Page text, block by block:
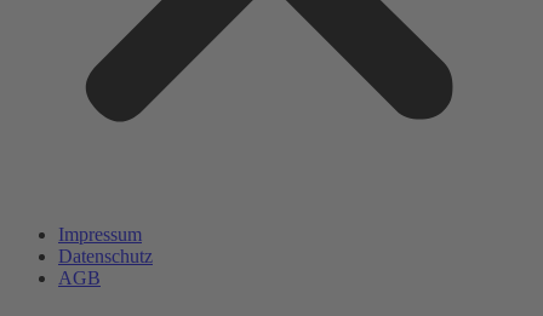
Impressum
Datenschutz
AGB